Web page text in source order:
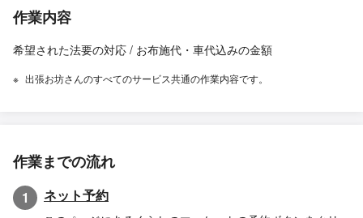
作業内容
希望された法要の対応 / お布施代・車代込みの金額
出張お坊さんのすべてのサービス共通の作業内容です。
作業までの流れ
1 ネット予約